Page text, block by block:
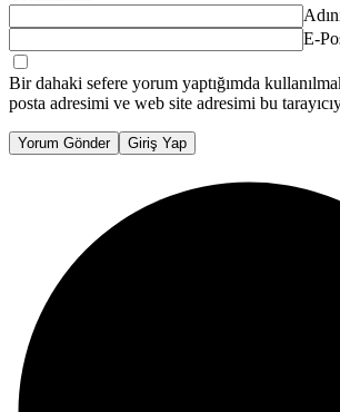
E-
Bir dahaki sefere yorum yaptığımda
posta adresimi ve web site adresimi bu
Yorum Gönder Giriş Yap